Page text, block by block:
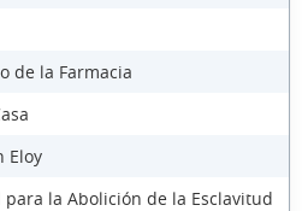
de la Farmacia
Eloy
la Abolición de la Esclavitud